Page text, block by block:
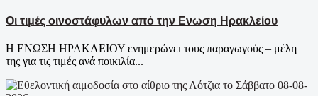
Οι τιμές οινοστάφυλων από την Ενωση Ηρακλείου
Η ΕΝΩΣΗ ΗΡΑΚΛΕΙΟΥ ενημερώνει τους παραγωγούς – μέλη
της για τις τιμές ανά ποικιλία...